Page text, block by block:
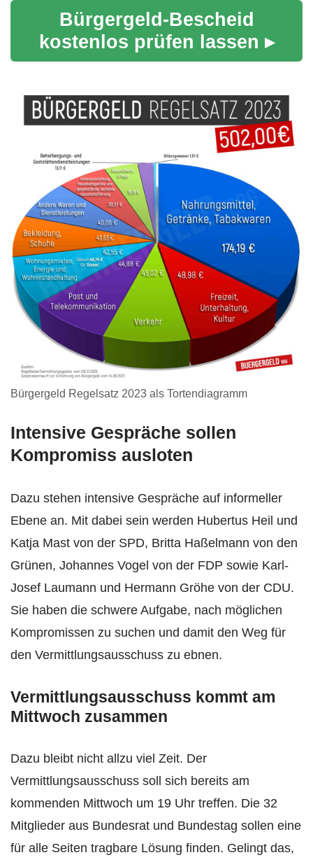
Bürgergeld-Bescheid
kostenlos prüfen lassen ▸
Bürgergeld Regelsatz 2023 als Tortendiagramm
Intensive Gespräche sollen
Kompromiss ausloten
Dazu stehen intensive Gespräche auf informeller
Ebene an. Mit dabei sein werden Hubertus Heil und
Katja Mast von der SPD, Britta Haßelmann von den
Grünen, Johannes Vogel von der FDP sowie Karl-
Josef Laumann und Hermann Gröhe von der CDU.
Sie haben die schwere Aufgabe, nach möglichen
Kompromissen zu suchen und damit den Weg für
den Vermittlungsausschuss zu ebnen.
Vermittlungsausschuss kommt am
Mittwoch zusammen
Dazu bleibt nicht allzu viel Zeit. Der
Vermittlungsausschuss soll sich bereits am
kommenden Mittwoch um 19 Uhr treffen. Die 32
Mitglieder aus Bundesrat und Bundestag sollen eine
für alle Seiten tragbare Lösung finden. Gelingt das,